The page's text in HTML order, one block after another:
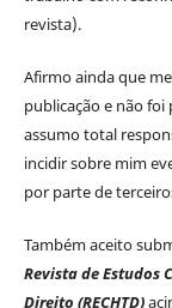
revista).
Afirmo ainda que
publicação e não
assumo total
incidir sobre mim
por parte de
Também aceito
Revista de Estudos
Direito (RECHTD)